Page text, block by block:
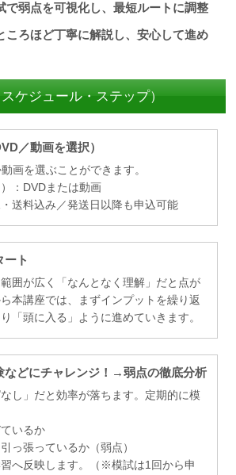
で弱点を可視化し、最短ルートに調整
ころほど丁寧に解説し、安心して進め
ケジュール・ステップ）
／動画を選択）
画を選ぶことができます。
：DVDまたは動画
送料込み／発送日以降も申込可能
ート
囲が広く「なんとなく理解」だと点が
本講座では、まずインプットを繰り返
「頭に入る」ように進めていきます。
などにチャレンジ！→弱点の徹底分析
し」だと効率が落ちます。定期的に模
いるか
っ張っているか（弱点）
へ反映します。（※模試は1回から申